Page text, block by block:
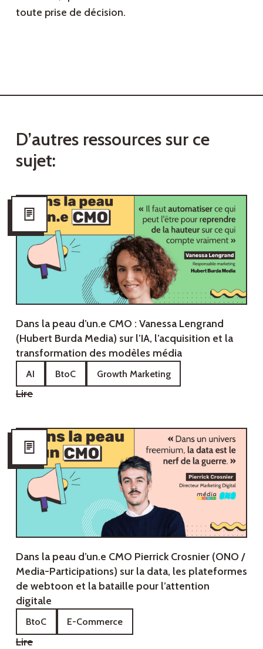
toute prise de décision.
D’autres ressourcessur ce
sujet:
Dans la peau d’un.e CMO : Vanessa Lengrand
(Hubert Burda Media) sur l’IA, l’acquisition et la
transformation des modèles média
AI BtoC Growth Marketing
Lire
Dans la peau d’un.e CMO‍ Pierrick Crosnier (ONO /
Media-Participations) sur la data, les plateformes
de webtoon et la bataille pour l’attention
digitale
BtoC E-Commerce
Lire